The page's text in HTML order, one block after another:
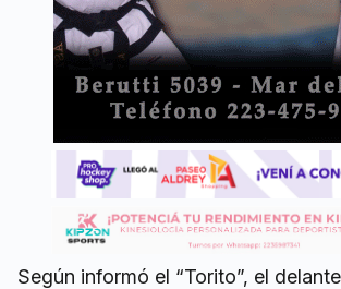
Según informó el “Torito”, el